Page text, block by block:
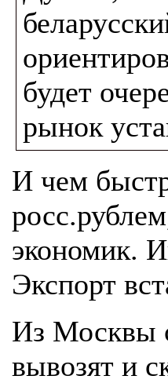
будет
рынок
И чем
экономик.
Экспорт
Из Москвы
вывозят и